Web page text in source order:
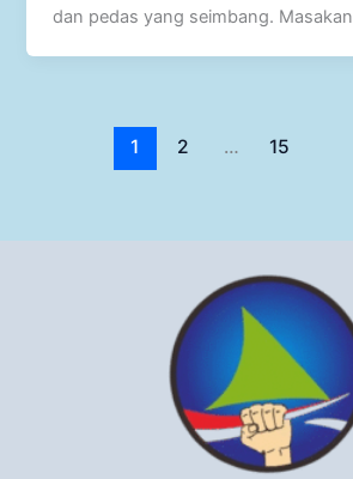
dan pedas yang seimbang. Masakan
1 2 … 15